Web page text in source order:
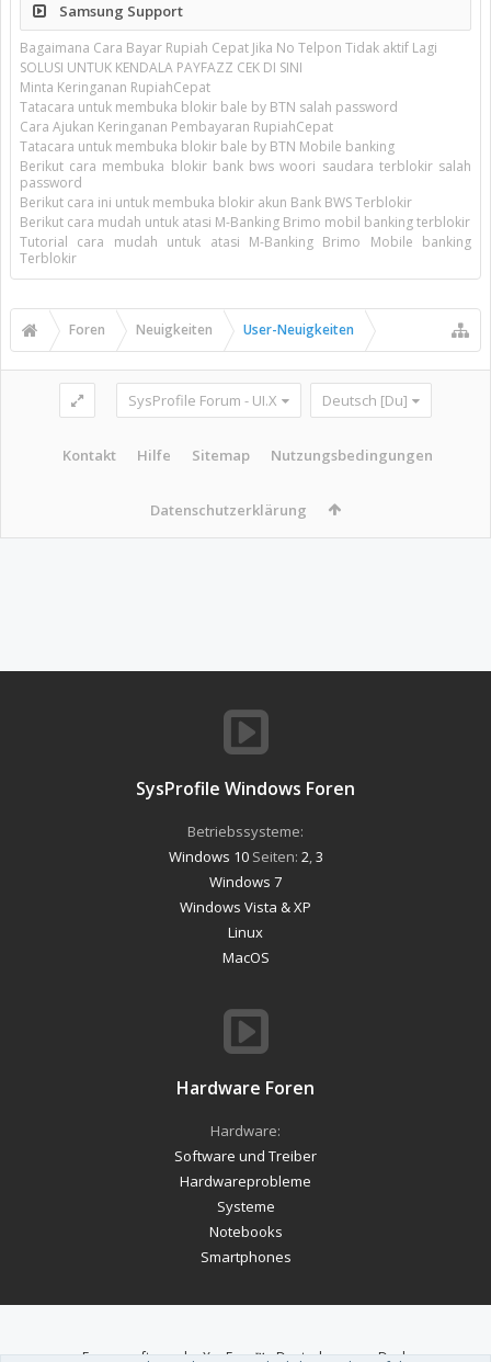
Samsung Support
Bagaimana Cara Bayar Rupiah Cepat Jika No Telpon Tidak aktif Lagi
SOLUSI UNTUK KENDALA PAYFAZZ CEK DI SINI
Minta Keringanan RupiahCepat
Tatacara untuk membuka blokir bale by BTN salah password
Cara Ajukan Keringanan Pembayaran RupiahCepat
Tatacara untuk membuka blokir bale by BTN Mobile banking
Berikut cara membuka blokir bank bws woori saudara terblokir salah
password
Berikut cara ini untuk membuka blokir akun Bank BWS Terblokir
Berikut cara mudah untuk atasi M-Banking Brimo mobil banking terblokir
Tutorial cara mudah untuk atasi M-Banking Brimo Mobile banking
Terblokir
Foren Neuigkeiten User-Neuigkeiten
SysProfile Forum - UI.X Deutsch [Du]
Kontakt Hilfe Sitemap Nutzungsbedingungen
Datenschutzerklärung
SysProfile Windows Foren
Betriebssysteme:
Windows 10Seiten: 2 3
Windows 7
Windows Vista & XP
Linux
MacOS
Hardware Foren
Hardware:
Software und Treiber
Hardwareprobleme
Systeme
Notebooks
Smartphones
Forum software by XenForo™-Deutsch von xenDach